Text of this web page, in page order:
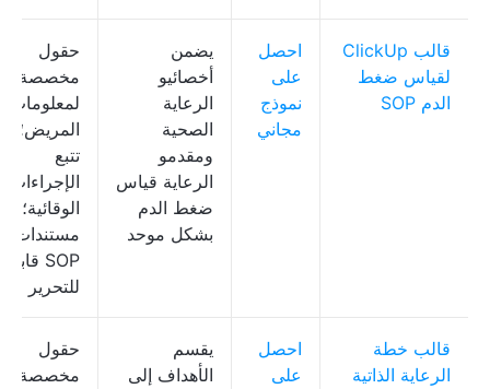
قالب ClickUp
لقياس ضغط
الدم SOP
احصل
على
نموذج
مجاني
يضمن
أخصائيو
الرعاية
الصحية
ومقدمو
الرعاية قياس
ضغط الدم
بشكل موحد
حقول
مخصصة
لمعلومات
المريض؛
تتبع
الإجراءات
الوقائية؛
مستندات
SOP قابلة
للتحرير
قالب خطة
الرعاية الذاتية
احصل
على
يقسم
الأهداف إلى
حقول
مخصصة